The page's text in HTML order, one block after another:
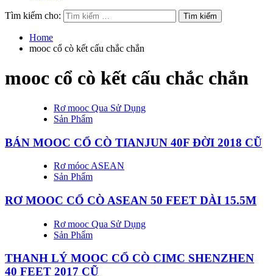
Tìm kiếm cho:
Home
mooc cổ cò kết cấu chắc chắn
mooc cổ cò kết cấu chắc chắn
Rơ mooc Qua Sử Dụng
Sản Phẩm
BÁN MOOC CỔ CÒ TIANJUN 40F ĐỜI 2018 CŨ
Rơ móoc ASEAN
Sản Phẩm
RƠ MOOC CỔ CÒ ASEAN 50 FEET DÀI 15.5M
Rơ mooc Qua Sử Dụng
Sản Phẩm
THANH LÝ MOOC CỔ CÒ CIMC SHENZHEN
40 FEET 2017 CŨ